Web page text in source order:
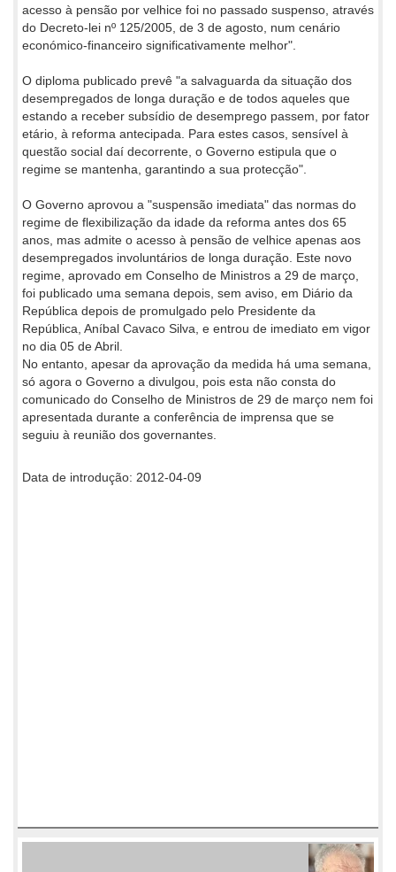
acesso à pensão por velhice foi no passado suspenso, através
do Decreto-lei nº 125/2005, de 3 de agosto, num cenário
económico-financeiro significativamente melhor".
O diploma publicado prevê "a salvaguarda da situação dos
desempregados de longa duração e de todos aqueles que
estando a receber subsídio de desemprego passem, por fator
etário, à reforma antecipada. Para estes casos, sensível à
questão social daí decorrente, o Governo estipula que o
regime se mantenha, garantindo a sua protecção".
O Governo aprovou a "suspensão imediata" das normas do
regime de flexibilização da idade da reforma antes dos 65
anos, mas admite o acesso à pensão de velhice apenas aos
desempregados involuntários de longa duração. Este novo
regime, aprovado em Conselho de Ministros a 29 de março,
foi publicado uma semana depois, sem aviso, em Diário da
República depois de promulgado pelo Presidente da
República, Aníbal Cavaco Silva, e entrou de imediato em vigor
no dia 05 de Abril.
No entanto, apesar da aprovação da medida há uma semana,
só agora o Governo a divulgou, pois esta não consta do
comunicado do Conselho de Ministros de 29 de março nem foi
apresentada durante a conferência de imprensa que se
seguiu à reunião dos governantes.
Data de introdução: 2012-04-09